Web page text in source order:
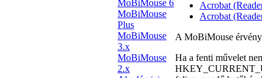
MoBiMouse 6
MoBiMouse
Plus
MoBiMouse
3.x
MoBiMouse
2.x
Acrobat
Acrobat
A MoBiMouse
Ha a fenti művelet